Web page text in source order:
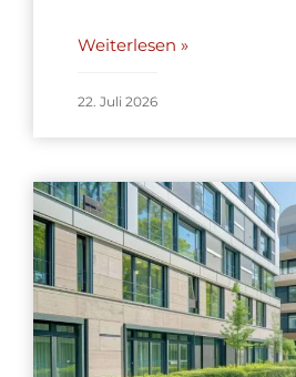
Weiterlesen »
22. Juli 2026